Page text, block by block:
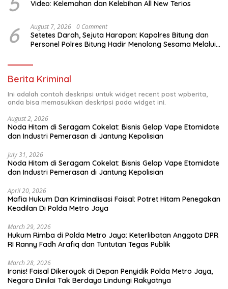
Video: Kelemahan dan Kelebihan All New Terios
6 August 7, 2026 0 Comment
Setetes Darah, Sejuta Harapan: Kapolres Bitung dan
Personel Polres Bitung Hadir Menolong Sesama Melalui
Berita Kriminal
Ini adalah contoh deskripsi untuk widget recent post wpberita,
anda bisa memasukkan deskripsi pada widget ini.
August 2, 2026
Noda Hitam di Seragam Cokelat: Bisnis Gelap Vape Etomidate
dan Industri Pemerasan di Jantung Kepolisian
July 31, 2026
Noda Hitam di Seragam Cokelat: Bisnis Gelap Vape Etomidate
dan Industri Pemerasan di Jantung Kepolisian
April 20, 2026
Mafia Hukum Dan Kriminalisasi Faisal: Potret Hitam Penegakan
Keadilan Di Polda Metro Jaya
March 29, 2026
Hukum Rimba di Polda Metro Jaya: Keterlibatan Anggota DPR
RI Ranny Fadh Arafiq dan Tuntutan Tegas Publik
March 28, 2026
Ironis! Faisal Dikeroyok di Depan Penyidik Polda Metro Jaya,
Negara Dinilai Tak Berdaya Lindungi Rakyatnya